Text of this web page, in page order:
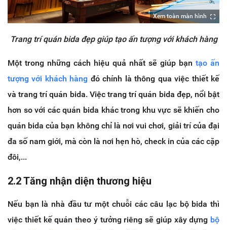
Xem toàn màn hình
Trang trí quán bida đẹp giúp tạo ấn tượng với khách hàng
Một trong những cách hiệu quả nhất sẽ giúp bạn tạo ấn
tượng với khách hàng đó chính là thông qua việc thiết kế
và trang trí quán bida. Việc trang trí quán bida đẹp, nổi bật
hơn so với các quán bida khác trong khu vực sẽ khiến cho
quán bida của bạn không chỉ là nơi vui chơi, giải trí của đại
đa số nam giới, mà còn là nơi hẹn hò, check in của các cặp
đôi,...
2.2 Tăng nhận diện thương hiệu
Nếu bạn là nhà đầu tư một chuỗi các câu lạc bộ bida thì
việc thiết kế quán theo ý tưởng riêng sẽ giúp xây dựng bộ